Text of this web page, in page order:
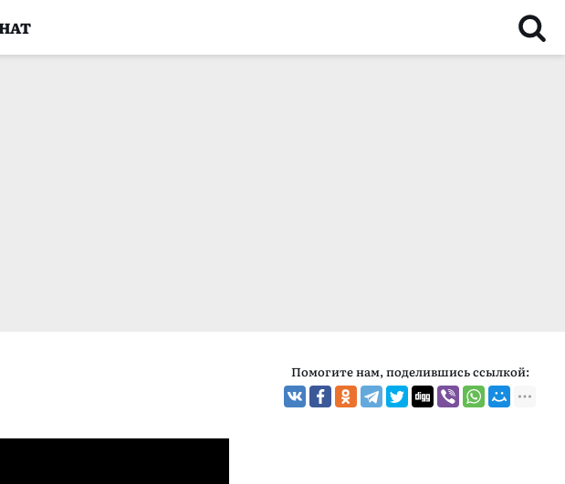
Помогите нам, поделившись ссылкой: